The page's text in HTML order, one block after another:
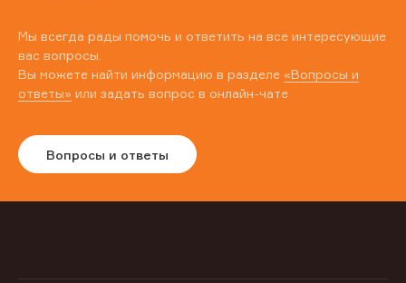
Мы всегда рады помочь и ответить на все интересующие
вас вопросы.
Вы можете найти информацию в разделе «Вопросы и
ответы» или задать вопрос в онлайн-чате
Вопросы и ответы